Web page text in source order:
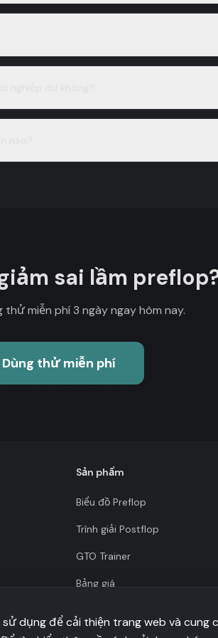
sai lầm
thử miễn phí 3 ngày ngay hôm nay.
Dùng thử miễn phí
Sản phẩm
Biểu đồ Preflop
Trình giải Postflop
GTO Trainer
Bảng giá
dụng để cải thiện trang web và cung